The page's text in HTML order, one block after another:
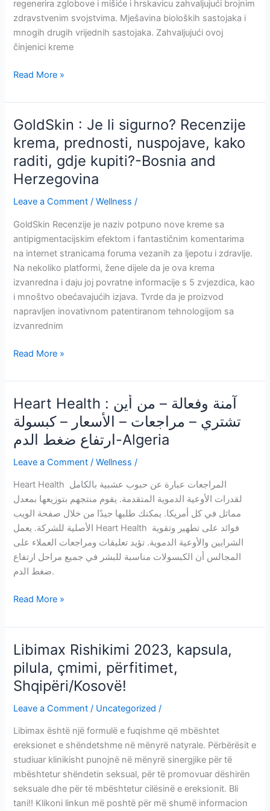
and
Herzegovina
regenerira zglobove i mišiće i hrskavicu zahvaljujući brojnim
zdravstvenim svojstvima. Mješavina bioloških sastojaka i
mnogih drugih vrijednih sastojaka. Zahvaljujući ovoj
činjenici kreme
FlexoNormal
Je
li
sigurno?
Recenzije,
Krema,
Prednosti,
Nuspojave,
Kako
raditi,
Gdje
kupiti?
-
Bosnia
and
Herzegovina
Read More »
GoldSkin : Je li sigurno? Recenzije
krema, prednosti, nuspojave, kako
raditi, gdje kupiti?-Bosnia and
Herzegovina
Leave a Comment /Wellness /
GoldSkin Recenzije je naziv potpuno nove kreme sa
antipigmentacijskim efektom i fantastičnim komentarima
na internet stranicama foruma vezanih za ljepotu i zdravlje.
Na nekoliko platformi, žene dijele da je ova krema
izvanredna i daju joj povratne informacije s 5 zvjezdica, kao
i mnoštvo obećavajućih izjava. Tvrde da je proizvod
napravljen inovativnom patentiranom tehnologijom sa
izvanrednim
GoldSkin
Je
li
sigurno?
Recenzije
krema,
nuspojave,
kako
raditi,
gdje
kupiti?
-
Bosnia
and
Read More »
Heart Health : آمنة وفعالة – من أين
تشتري – مراجعات – الأسعار – كبسولة
ارتفاع ضغط الدم-Algeria
Leave a Comment /Wellness /
Heart Health المراجعات عبارة عن حبوب عشبية بالكامل
لقدرات الأوعية الدموية المتقدمة. يقوم منتجهم بتوزيعها بمعدل
مماثل في كل أمريكا. يمكنك طلبها جيدًا من خلال صفحة الويب
الأصلية للشركة. يعمل Heart Health فوائد على تطهير وتقوية
الشرايين والأوعية الدموية. تؤيد تعليقات ومراجعات العملاء على
المجالس أن الكبسولات مناسبة للبشر في جميع مراحل ارتفاع
ضغط الدم.
Heart
:
آمنة
وفعالة
–
من
تشتري
–
مراجعات
–
الأسعار
–
كبسولة
Read More »
Libimax Rishikimi 2023, kapsula,
pilula, çmimi, përfitimet,
Shqipëri/Kosovë!
Leave a Comment / Uncategorized /
Libimax është një formulë e fuqishme që mbështet
ereksionet e shëndetshme në mënyrë natyrale. Përbërësit e
studiuar klinikisht punojnë në mënyrë sinergjike për të
mbështetur shëndetin seksual, për të promovuar dëshirën
seksuale dhe për të mbështetur cilësinë e ereksionit. Bli
tani!! Klikoni linkun më poshtë për më shumë informacion